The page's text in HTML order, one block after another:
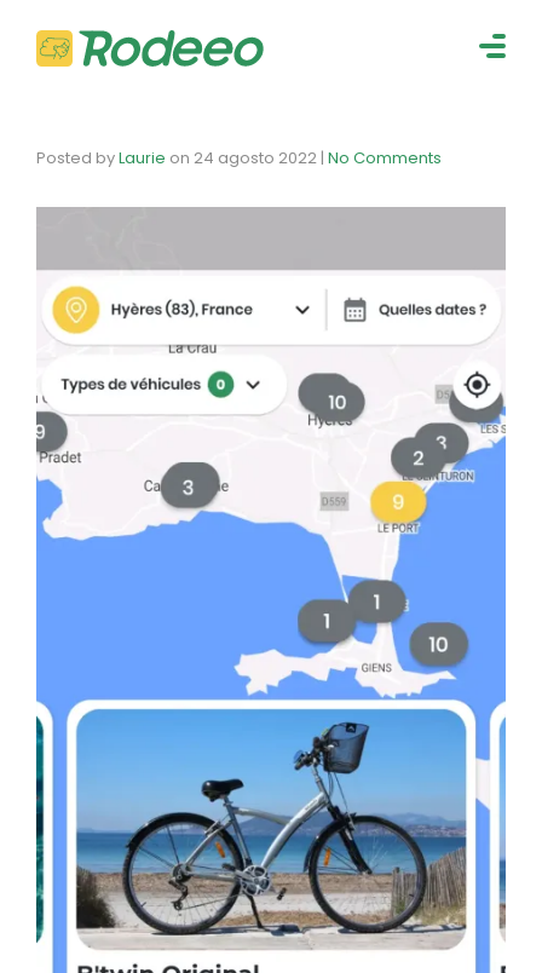
Posted byLaurie on 24 agosto 2022 | No Comments